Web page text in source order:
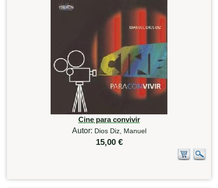
Cine para convivir
Autor: Dios Diz, Manuel
15,00 €